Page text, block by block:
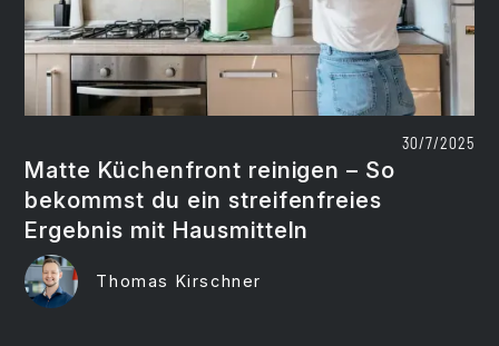
30/7/2025
Matte Küchenfront reinigen – So
bekommst du ein streifenfreies
Ergebnis mit Hausmitteln
Thomas Kirschner